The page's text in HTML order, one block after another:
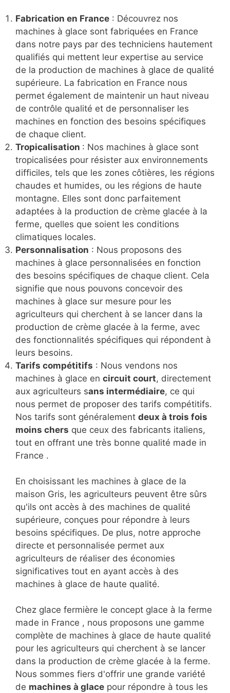
Fabrication en France : Découvrez nos
machines à glace sont fabriquées en France
dans notre pays par des techniciens hautement
qualifiés qui mettent leur expertise au service
de la production de machines à glace de qualité
supérieure. La fabrication en France nous
permet également de maintenir un haut niveau
de contrôle qualité et de personnaliser les
machines en fonction des besoins spécifiques
de chaque client.
Tropicalisation : Nos machines à glace sont
tropicalisées pour résister aux environnements
difficiles, tels que les zones côtières, les régions
chaudes et humides, ou les régions de haute
montagne. Elles sont donc parfaitement
adaptées à la production de crème glacée à la
ferme, quelles que soient les conditions
climatiques locales.
Personnalisation : Nous proposons des
machines à glace personnalisées en fonction
des besoins spécifiques de chaque client. Cela
signifie que nous pouvons concevoir des
machines à glace sur mesure pour les
agriculteurs qui cherchent à se lancer dans la
production de crème glacée à la ferme, avec
des fonctionnalités spécifiques qui répondent à
leurs besoins.
Tarifs compétitifs : Nous vendons nos
machines à glace en circuit court, directement
aux agriculteurs sans intermédiaire, ce qui
nous permet de proposer des tarifs compétitifs.
Nos tarifs sont généralement deux à trois fois
moins chers que ceux des fabricants italiens,
tout en offrant une très bonne qualité made in
France .
En choisissant les machines à glace de la
maison Gris, les agriculteurs peuvent être sûrs
qu'ils ont accès à des machines de qualité
supérieure, conçues pour répondre à leurs
besoins spécifiques. De plus, notre approche
directe et personnalisée permet aux
agriculteurs de réaliser des économies
significatives tout en ayant accès à des
machines à glace de haute qualité.
Chez glace fermière le concept glace à la ferme
made in France , nous proposons une gamme
complète de machines à glace de haute qualité
pour les agriculteurs qui cherchent à se lancer
dans la production de crème glacée à la ferme.
Nous sommes fiers d'offrir une grande variété
de machines à glace pour répondre à tous les